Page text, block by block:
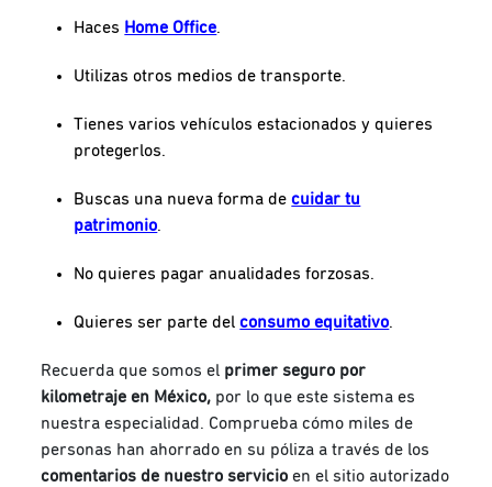
Haces Home Office.
Utilizas otros medios de transporte.
Tienes varios vehículos estacionados y quieres
protegerlos.
Buscas una nueva forma decuidar tu
patrimonio.
No quieres pagar anualidades forzosas.
Quieres ser parte delconsumo equitativo.
Recuerda que somos el primer seguro por
kilometraje en México, por lo que este sistema es
nuestra especialidad. Comprueba cómo miles de
personas han ahorrado en su póliza a través de los
comentarios de nuestro servicioen el sitio autorizado